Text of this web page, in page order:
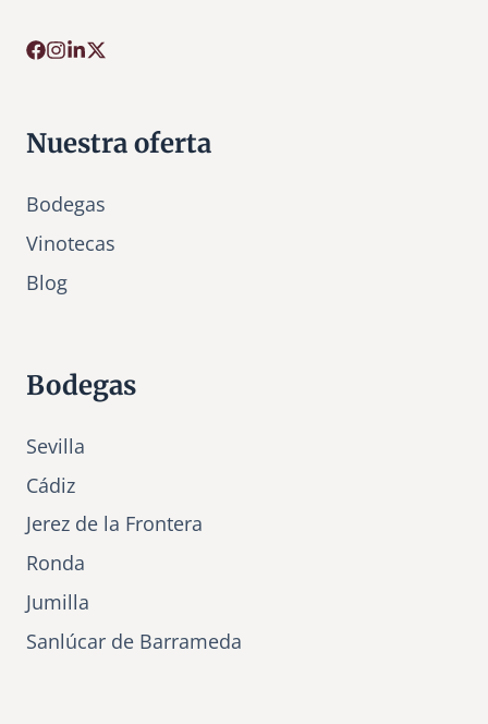
Nuestra oferta
Bodegas
Vinotecas
Blog
Bodegas
Sevilla
Cádiz
Jerez de la Frontera
Ronda
Jumilla
Sanlúcar de Barrameda